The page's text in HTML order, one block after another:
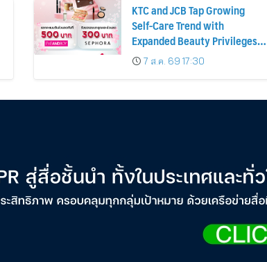
KTC and JCB Tap Growing
Self-Care Trend with
Expanded Beauty Privileges
Number of KTC JCB
Cardmembers Spending on
7 ส.ค. 69 17:30